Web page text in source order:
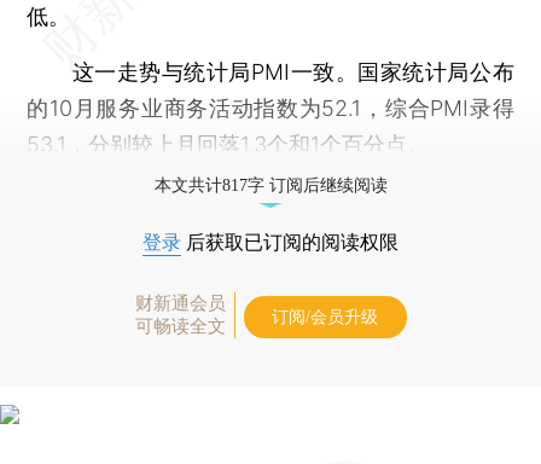
低。
这一走势与统计局PMI一致。国家统计局公布
的10月服务业商务活动指数为52.1，综合PMI录得
53.1，分别较上月回落1.3个和1个百分点。
本文共计817字 订阅后继续阅读
登录 后获取已订阅的阅读权限
财新通会员
可畅读全文
订阅/会员升级